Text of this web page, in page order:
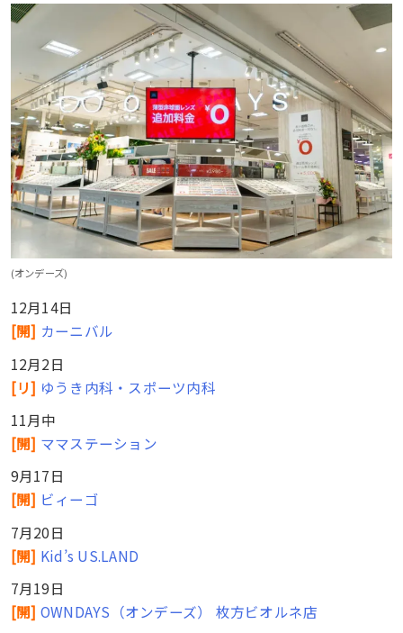
(オンデーズ)
12月14日
[開] カーニバル
12月2日
[リ] ゆうき内科・スポーツ内科
11月中
[開] ママステーション
9月17日
[開] ビィーゴ
7月20日
[開] Kid’s US.LAND
7月19日
[開] OWNDAYS（オンデーズ） 枚方ビオルネ店